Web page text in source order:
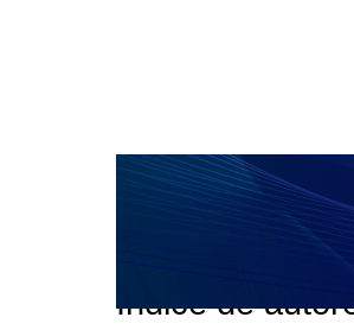
CAPA SOBRE ACESSO
NOTÍCIAS
PORTAL DE
PARA AVALIADORES
NOVA
Índice de autores
Índice de